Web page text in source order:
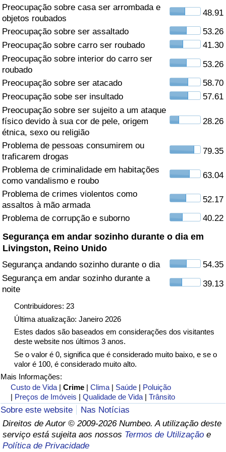
Preocupação sobre casa ser arrombada e
objetos roubados
48.91
Preocupação sobre ser assaltado
53.26
Preocupação sobre carro ser roubado
41.30
Preocupação sobre interior do carro ser
roubado
53.26
Preocupação sobre ser atacado
58.70
Preocupação sobe ser insultado
57.61
Preocupação sobre ser sujeito a um ataque
físico devido à sua cor de pele, origem
étnica, sexo ou religião
28.26
Problema de pessoas consumirem ou
traficarem drogas
79.35
Problema de criminalidade em habitações
como vandalismo e roubo
63.04
Problema de crimes violentos como
assaltos à mão armada
52.17
Problema de corrupção e suborno
40.22
Segurança em andar sozinho durante o dia em
Livingston, Reino Unido
Segurança andando sozinho durante o dia
54.35
Segurança em andar sozinho durante a
noite
39.13
Contribuidores: 23
Última atualização: Janeiro 2026
Estes dados são baseados em considerações dos visitantes
deste website nos últimos 3 anos.
Se o valor é 0, significa que é considerado muito baixo, e se o
valor é 100, é considerado muito alto.
Mais Informações:
Custo de Vida |Crime |Clima | Saúde | Poluição
| Preços de Imóveis |Qualidade de Vida |Trânsito
Sobre este website
Nas Notícias
Direitos de Autor © 2009-2026 Numbeo. A utilização deste
serviço está sujeita aos nossos Termos de Utilização e
Política de Privacidade
Saúde
Indicador de Saúde (Atual)
Indicador de Saúde
Indicador de Saúde por País
Poluição
Indicador de Poluição (Atual)
Índice de poluição
Indicador de Poluição por País
Trânsito
Indicador de Trânsito
Indicador de Trânsito (Atual)
Indicador de Trânsito por País